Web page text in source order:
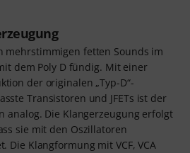
mehrstimmigen fetten Sounds im
dem Poly D fündig. Mit einer
der originalen „Typ-D“-
Transistoren und JFETs ist der
analog. Die Klangerzeugung erfolgt
sie mit den Oszillatoren
Die Klangformung mit VCF, VCA